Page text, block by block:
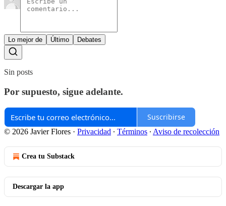
Lo mejor de Último Debates
Sin posts
Por supuesto, sigue adelante.
Suscribirse
© 2026 Javier Flores · Privacidad ∙ Términos ∙ Aviso de recolección
Crea tu Substack
Descargar la app